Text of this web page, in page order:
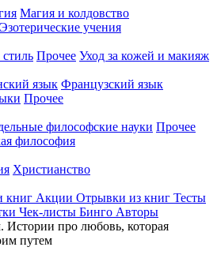
Магия и колдовство
Эзотерические учения
Прочее Уход за кожей и макияж
язык Французский язык
Прочее
философские науки Прочее
философия
Христианство
книг Акции Отрывки из книг Тесты
Чек-листы Бинго Авторы
Истории про любовь, которая
путем